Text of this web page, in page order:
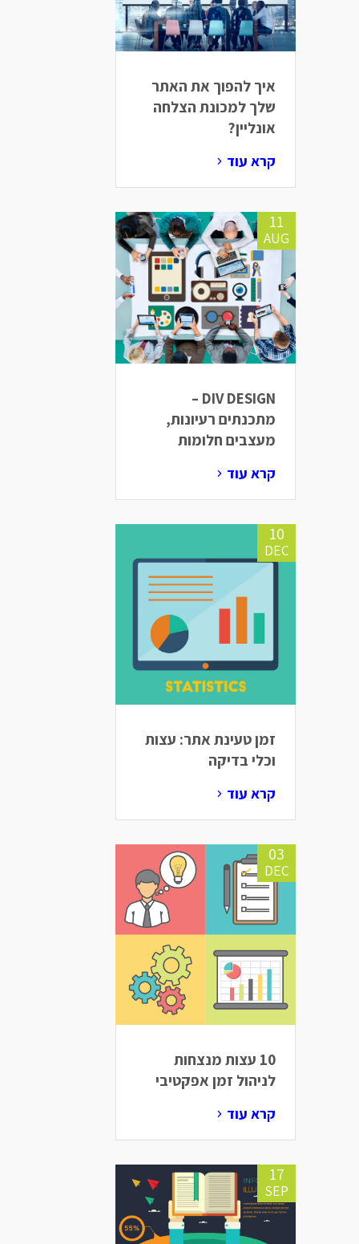
איך להפוך את האתר
שלך למכונת הצלחה
אונליין?
קרא עוד
11
AUG
DIV DESIGN –
מתכנתים רעיונות,
מעצבים חלומות
קרא עוד
10
DEC
זמן טעינת אתר: עצות
וכלי בדיקה
קרא עוד
03
DEC
10 עצות מנצחות
לניהול זמן אפקטיבי
קרא עוד
17
SEP